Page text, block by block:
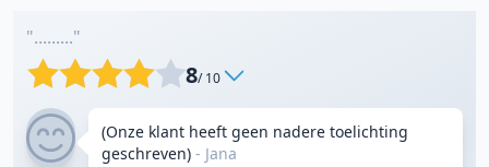
"........."
8/ 10
(Onze klant heeft geen nadere toelichting
geschreven) - Jana